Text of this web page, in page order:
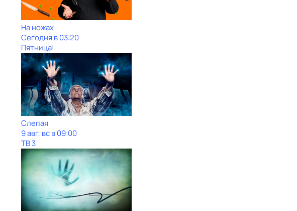
На ножах
Сегодня в 03:20
Пятница!
Слепая
9 авг, вс в 09:00
ТВ 3